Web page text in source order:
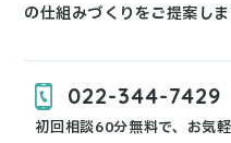
の仕組みづくりをご提案しま
022-344-7429
初回相談60分無料で、お気